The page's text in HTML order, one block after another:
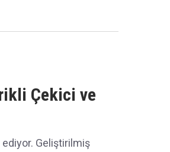
Çekici ve
ediyor. Geliştirilmiş